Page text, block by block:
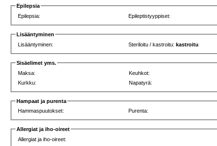
Epilepsia
Epilepsia:
Epileptistyyppiset:
Lisääntyminen
Lisääntyminen:
Steriloitu / kastroitu:kastroitu
Sisäelimet yms.
Maksa:
Keuhkot:
Kurkku:
Napatyrä:
Hampaat ja purenta
Hammaspuutokset:
Purenta:
Allergiat ja iho-oireet
Allergiat ja iho-oireet: